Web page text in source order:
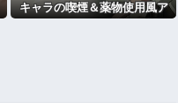
キャラの喫煙＆薬物使用風ア